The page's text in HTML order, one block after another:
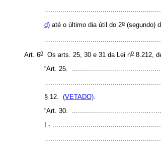
d) até o último dia útil do 2o (segundo)
Art. 6o Os arts. 25, 30 e 31 da Lei no 8.212,
“Art. 25.
§ 12. (VETADO)
“Art. 30.
I -